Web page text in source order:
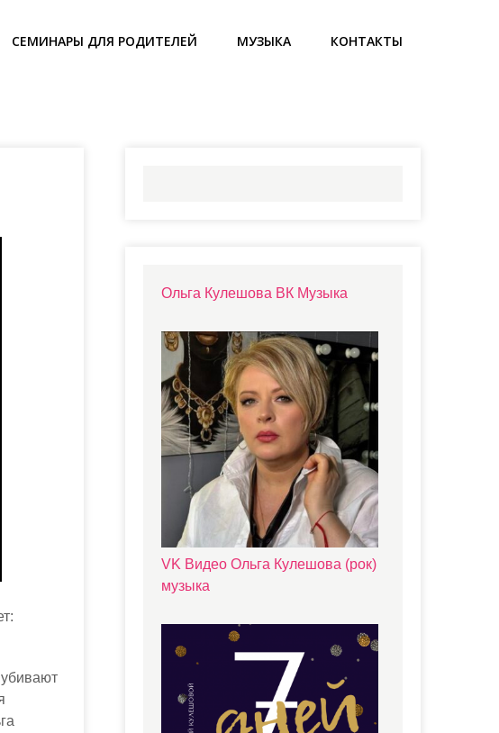
СЕМИНАРЫ ДЛЯ РОДИТЕЛЕЙ МУЗЫКА КОНТАКТЫ
Ольга Кулешова ВК Музыка
VK Видео Ольга Кулешова (рок)
музыка